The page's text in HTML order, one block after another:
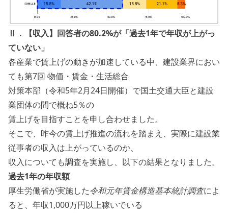
Ⅱ．【収入】回答者の80.2%が「過去1年で年収が上がっ
ていない」
各産業で賃上げの動きが加速している中、建設業界におい
ても第7回 物価・賃金・生活総合
対策本部（令和5年2月24日開催）で国土交通大臣と建設
業団体の間で概ね5％の
賃上げを目指すことを申し合わせました。
そこで、昨今の賃上げ推進の流れを踏まえ、実際に建設業
従事者の収入は上がっているのか、
収入についても調査を実施し、以下の結果となりました。
過去1年の年収額
厚生労働省が実施した令和元年賃金構造基本統計調査によ
ると、年収1,000万円以上稼いでいる